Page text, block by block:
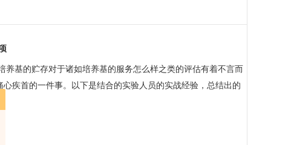
基的贮存对于诸如培养基的服务怎么样之类的评估有着不言而
疾首的一件事。以下是结合的实验人员的实战经验，总结出的